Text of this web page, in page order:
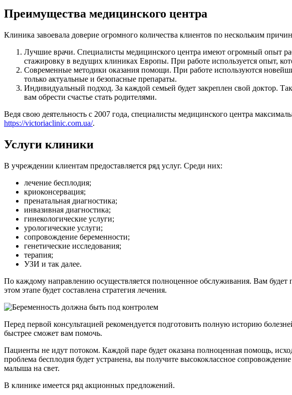
Преимущества медицинского центра
Клиника завоевала доверие огромного количества клиентов по нескольким
Лучшие врачи. Специалисты медицинского центра имеют огромный опыт
стажировку в ведущих клиниках Европы. При работе используется опыт,
Современные методики оказания помощи. При работе используются
только актуальные и безопасные препараты.
Индивидуальный подход. За каждой семьей будет закреплен свой доктор.
вам обрести счастье стать родителями.
Ведя свою деятельность с 2007 года, специалисты медицинского центра
https://victoriaclinic.com.ua/.
Услуги клиники
В учреждении клиентам предоставляется ряд услуг. Среди них:
лечение бесплодия;
криоконсервация;
пренатальная диагностика;
инвазивная диагностика;
гинекологические услуги;
урологические услуги;
сопровождение беременности;
генетические исследования;
терапия;
УЗИ и так далее.
По каждому направлению осуществляется полноценное обслуживания. Вам
этом этапе будет составлена стратегия лечения.
Перед первой консультацией рекомендуется подготовить полную историю
быстрее сможет вам помочь.
Пациенты не идут потоком. Каждой паре будет оказана полноценная помощь,
проблема бесплодия будет устранена, вы получите высококлассное
малыша на свет.
В клинике имеется ряд акционных предложений.